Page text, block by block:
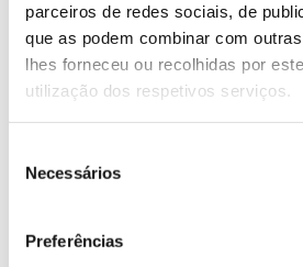
parceiros de redes sociais, de
que as podem combinar com
lhes forneceu ou recolhidas por
utilização dos respetivos serviços.
Necessários
Preferências
Genoma do priolo e de outras
conhecer para conservar
cidadãos chamados a ajudar